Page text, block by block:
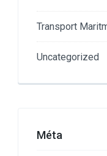
Transport
Uncategorized
Méta